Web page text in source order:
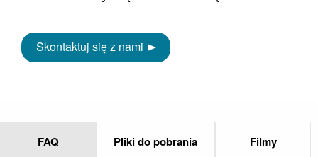
Skontaktuj się z nami
FAQ Pliki do pobrania Filmy